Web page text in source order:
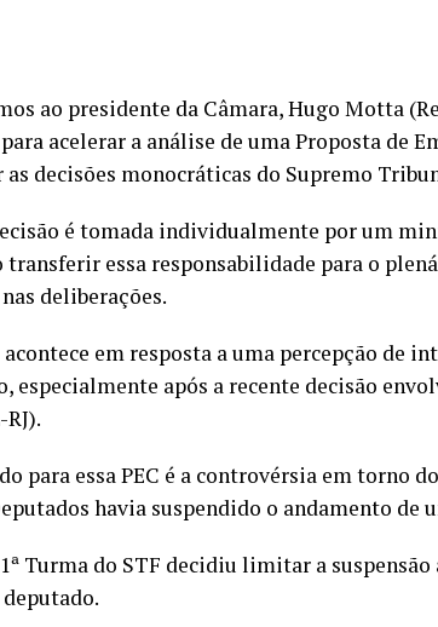
ao presidente da Câmara, Hugo Motta
acelerar a análise de uma Proposta de
decisões monocráticas do Supremo
é tomada individualmente por um
transferir essa responsabilidade para o
deliberações.
em resposta a uma percepção de
especialmente após a recente decisão
para essa PEC é a controvérsia em torno
havia suspendido o andamento de
Turma do STF decidiu limitar a